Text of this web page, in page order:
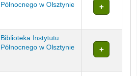
Północnego w Olsztynie
Biblioteka Instytutu
Północnego w Olsztynie